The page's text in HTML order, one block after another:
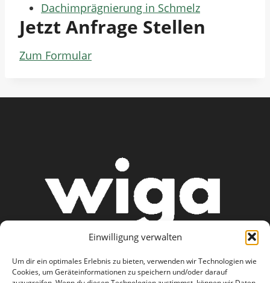
Einwilligung verwalten
Um dir ein optimales Erlebnis zu bieten, verwenden wir Technologien wie
Cookies, um Geräteinformationen zu speichern und/oder darauf
Dachimprägnierung in Schmelz
Jetzt Anfrage Stellen
Zum Formular